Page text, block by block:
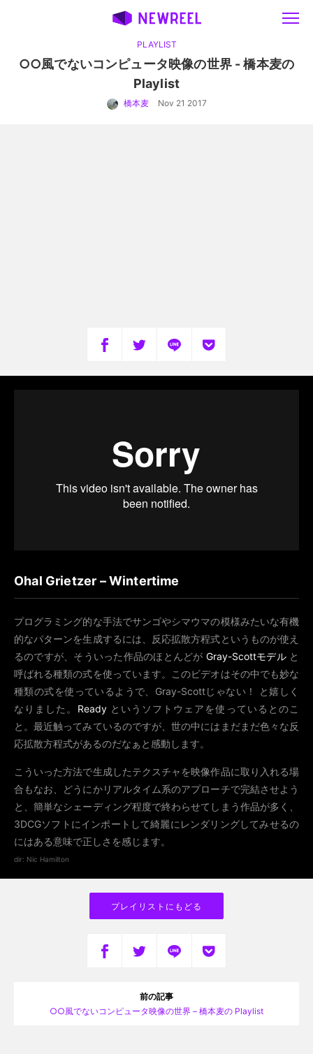
PLAYLIST
○○風でないコンピュータ映像の世界 - 橋本麦の
Playlist
橋本麦 Nov 21 2017
Ohal Grietzer – Wintertime
プログラミング的な手法でサンゴやシマウマの模様みたいな有機
的なパターンを生成するには、反応拡散方程式というものが使え
るのですが、そういった作品のほとんどが Gray-Scottモデルと
呼ばれる種類の式を使っています。このビデオはその中でも妙な
種類の式を使っているようで、Gray-Scottじゃない！ と嬉しく
なりました。 Readyというソフトウェアを使っているとのこ
と。最近触ってみているのですが、世の中にはまだまだ色々な反
応拡散方程式があるのだなぁと感動します。
こういった方法で生成したテクスチャを映像作品に取り入れる場
合もなお、どうにかリアルタイム系のアプローチで完結させよう
と、簡単なシェーディング程度で終わらせてしまう作品が多く、
3DCGソフトにインポートして綺麗にレンダリングしてみせるの
にはある意味で正しさを感じます。
dir: Nic Hamilton
プレイリストにもどる
前の記事
○○風でないコンピュータ映像の世界 – 橋本麦の Playlist